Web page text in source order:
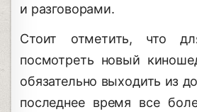
и разговорами.
Стоит отметить, что
посмотреть новый
обязательно выходить из
последнее время все